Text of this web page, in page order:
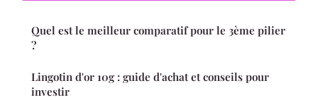
Quel est le meilleur comparatif pour le 3ème pilier
?
Lingotin d'or 10g : guide d'achat et conseils pour
investir